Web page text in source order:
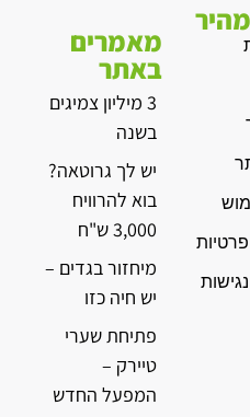
מהיר
פרטיות
מאמרים
באתר
3 מיליון צמיגים
בשנה
יש לך גרוטאה?
בוא להרוויח
3,000 ש"ח
מיחזור בגדים –
יש חיה כזו
פתיחת שערי
טיירק –
המפעל החדש